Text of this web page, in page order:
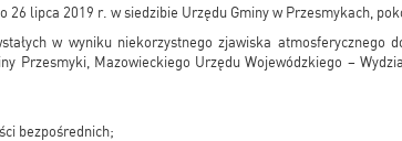
26 lipca 2019 r. w siedzibie Urzędu Gminy w Przesmykach,
w wyniku niekorzystnego zjawiska atmosferycznego
Przesmyki, Mazowieckiego Urzędu Wojewódzkiego –
bezpośrednich;